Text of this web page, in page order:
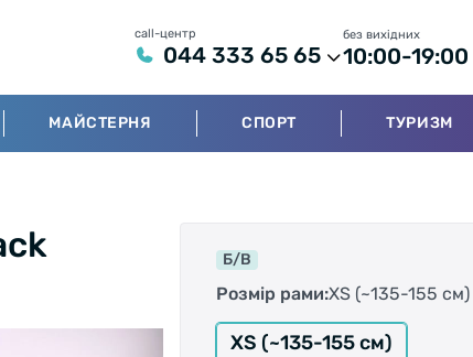
call-центр
044 333 65 65
без вихідних
10:00-19:00
МАЙСТЕРНЯ СПОРТ ТУРИЗМ
Б/В
Розмір рами:XS (~135-155 см)
XS (~135-155 см)